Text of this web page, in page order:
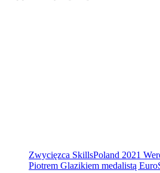
Zwycięzca SkillsPoland 2021
Piotrem Glazikiem medalistą